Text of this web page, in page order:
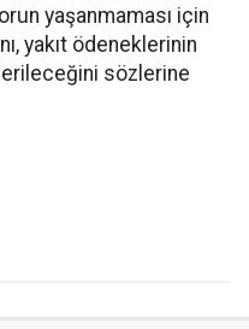
yaşanmaması için
yakıt ödeneklerinin
sözlerine